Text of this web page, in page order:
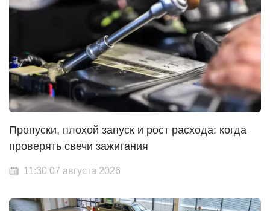
Пропуски, плохой запуск и рост расхода: когда
проверять свечи зажигания
11:30 07 августа 2026